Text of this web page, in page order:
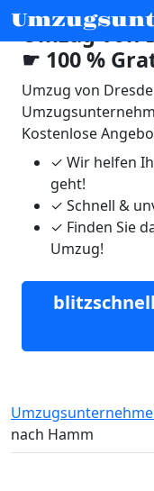
Umzug von
☛ 100 %
Umzug von
Kostenlose
✓ Wir helfen
geht!
✓ Schnell &
✓ Finden Sie
Umzug!
nach Hamm